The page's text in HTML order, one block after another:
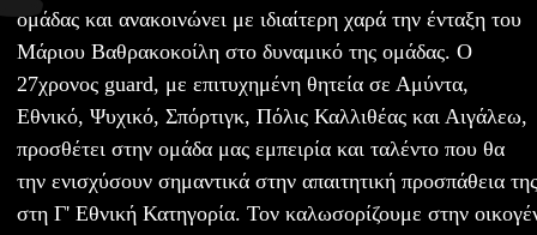
ομάδας και ανακοινώνει με ιδιαίτερη χαρά την ένταξη του
Μάριου Βαθρακοκοίλη στο δυναμικό της ομάδας. Ο
27χρονος guard, με επιτυχημένη θητεία σε Αμύντα,
Εθνικό, Ψυχικό, Σπόρτιγκ, Πόλις Καλλιθέας και Αιγάλεω,
προσθέτει στην ομάδα μας εμπειρία και ταλέντο που θα
την ενισχύσουν σημαντικά στην απαιτητική προσπάθεια
στη Γ' Εθνική Κατηγορία. Τον καλωσορίζουμε στην